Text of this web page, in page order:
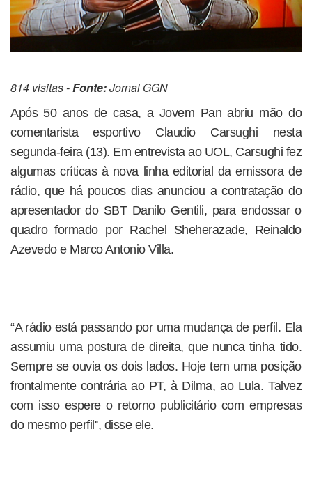
814 visitas -Fonte:Jornal GGN
Após 50 anos de casa, a Jovem Pan abriu mão do
comentarista esportivo Claudio Carsughi nesta
segunda-feira (13). Em entrevista ao UOL, Carsughi fez
algumas críticas à nova linha editorial da emissora de
rádio, que há poucos dias anunciou a contratação do
apresentador do SBT Danilo Gentili, para endossar o
quadro formado por Rachel Sheherazade, Reinaldo
Azevedo e Marco Antonio Villa.
“A rádio está passando por uma mudança de perfil. Ela
assumiu uma postura de direita, que nunca tinha tido.
Sempre se ouvia os dois lados. Hoje tem uma posição
frontalmente contrária ao PT, à Dilma, ao Lula. Talvez
com isso espere o retorno publicitário com empresas
do mesmo perfil'', disse ele.